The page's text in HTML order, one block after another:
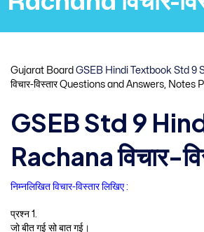
Gujarat Board GSEB Hindi Textbook Std 9
विचार-विस्तार Questions and Answers, Notes
GSEB Std 9
Rachana विचार-
निम्नलिखित विचार-विस्तार लिखिए :
प्रश्न 1.
जो बीत गई सो बात गई।